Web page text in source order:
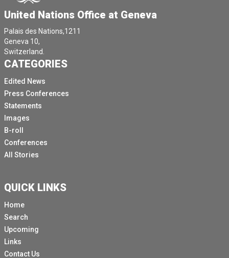
Ensuite, je vais aller immédiatement voir James de
l'UNICEF pour qu'il s'adresse également au Liban.
Alors à toi, Andrea.
[Autre langue parlée]
Merci beaucoup Rolando et merci d'avoir accueilli la
FINUL.
Au cours de cette séance d'information.
Je vais commencer par quelques minutes de
remarques qui, je l'espère, seront ensuite distribuées
aux médias après la séance d'information.
Depuis mon dernier exposé il y a plus d'un mois, la
bleue.
intensité renouvelée.
Les grandes incursions israéliennes ont pénétré plus
profondément au Liban.
Les affrontements terrestres à l'intérieur du Liban sont
United Nations Office at Geneva
Palais des Nations,1211
Geneva 10,
Switzerland.
CATEGORIES
Edited News
Press Conferences
Statements
Images
B-roll
Conferences
All Stories
QUICK LINKS
Home
Search
Upcoming
Links
Contact Us